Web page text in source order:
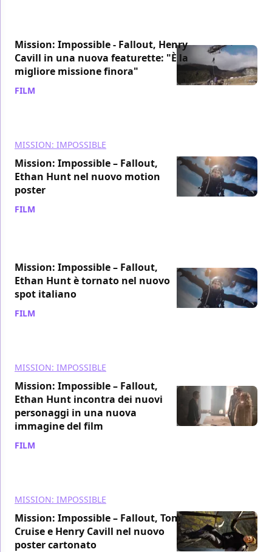
Mission: Impossible - Fallout, Henry
Cavill in una nuova featurette: "È la
migliore missione finora"
FILM
MISSION: IMPOSSIBLE
Mission: Impossible – Fallout,
Ethan Hunt nel nuovo motion
poster
FILM
Mission: Impossible – Fallout,
Ethan Hunt è tornato nel nuovo
spot italiano
FILM
MISSION: IMPOSSIBLE
Mission: Impossible – Fallout,
Ethan Hunt incontra dei nuovi
personaggi in una nuova
immagine del film
FILM
MISSION: IMPOSSIBLE
Mission: Impossible – Fallout, Tom
Cruise e Henry Cavill nel nuovo
poster cartonato